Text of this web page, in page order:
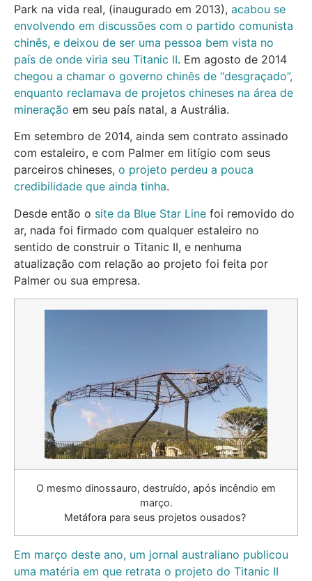
Park na vida real, (inaugurado em 2013), acabou se
envolvendo em discussões com o partido comunista
chinês, e deixou de ser uma pessoa bem vista no
país de onde viria seu Titanic II. Em agosto de 2014
chegou a chamar o governo chinês de “desgraçado”,
enquanto reclamava de projetos chineses na área de
mineração em seu país natal, a Austrália.
Em setembro de 2014, ainda sem contrato assinado
com estaleiro, e com Palmer em litígio com seus
parceiros chineses, o projeto perdeu a pouca
credibilidade que ainda tinha.
Desde então o site da Blue Star Line foi removido do
ar, nada foi firmado com qualquer estaleiro no
sentido de construir o Titanic II, e nenhuma
atualização com relação ao projeto foi feita por
Palmer ou sua empresa.
O mesmo dinossauro, destruído, após incêndio em
março.
Metáfora para seus projetos ousados?
Em março deste ano, um jornal australiano publicou
uma matéria em que retrata o projeto do Titanic II